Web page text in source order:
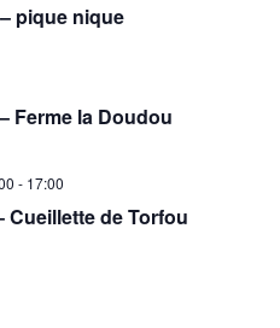
pique nique
Ferme la Doudou
- 17:00
Cueillette de Torfou